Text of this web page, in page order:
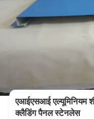
एआईएसआई एल्यूमिनियम
क्लैडिंग पैनल स्टेनलेस